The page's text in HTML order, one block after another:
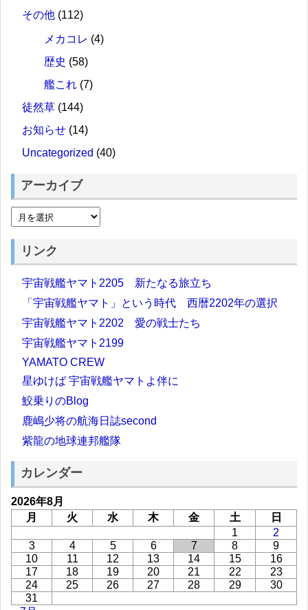
その他 (112)
メカコレ (4)
歴史 (58)
艦これ (7)
徒然草 (144)
お知らせ (14)
Uncategorized (40)
アーカイブ
リンク
宇宙戦艦ヤマト2205 新たなる旅立ち
「宇宙戦艦ヤマト」という時代 西暦2202年の選択
宇宙戦艦ヤマト2202 愛の戦士たち
宇宙戦艦ヤマト2199
YAMATO CREW
星ゆけば 宇宙戦艦ヤマトよ伴に
鮫乗りのBlog
鹿嶋少将の航海日誌second
紫龍の地球連邦艦隊
カレンダー
2026年8月
月
火 水 木 金 土
日
1
2
3
4 5 6 7 8
9
10
11 12 13 14 15
16
17
18 19 20 21 22
23
24
25 26 27 28 29
30
31